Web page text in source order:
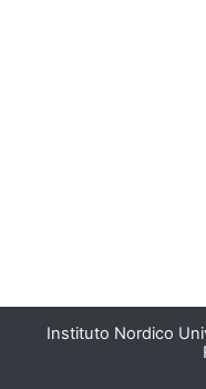
Instituto Nordico